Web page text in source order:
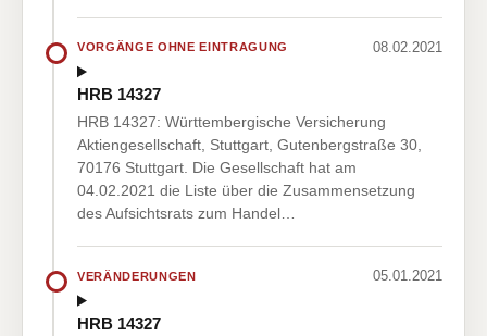
VORGÄNGE OHNE EINTRAGUNG 08.02.2021
HRB 14327
HRB 14327: Württembergische Versicherung
Aktiengesellschaft, Stuttgart, Gutenbergstraße 30,
70176 Stuttgart. Die Gesellschaft hat am
04.02.2021 die Liste über die Zusammensetzung
des Aufsichtsrats zum Handel…
VERÄNDERUNGEN 05.01.2021
HRB 14327